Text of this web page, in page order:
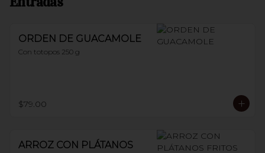
ORDEN DE GUACAMOLE
Con totopos 250 g
$79.00
ARROZ CON PLÁTANOS